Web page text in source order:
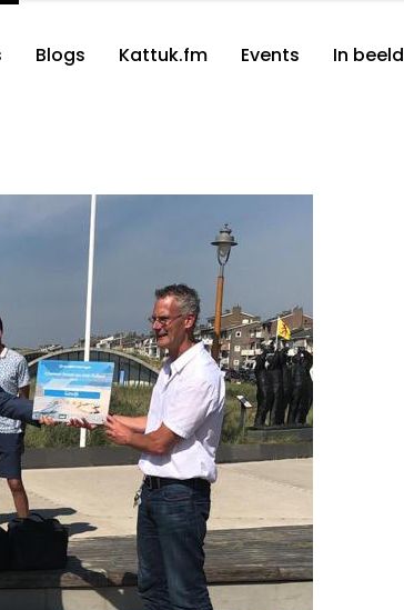
Blogs Kattuk.fm Events In beeld